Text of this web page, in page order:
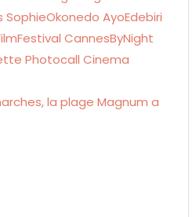
la plage Magnum a